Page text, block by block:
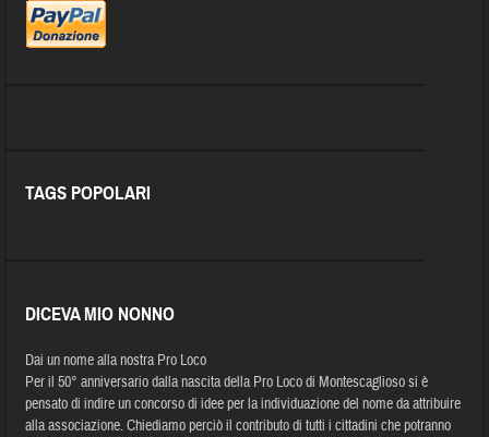
TAGS POPOLARI
DICEVA MIO NONNO
Dai un nome alla nostra Pro Loco
Per il 50° anniversario dalla nascita della Pro Loco di Montescaglioso si è
pensato di indire un concorso di idee per la individuazione del nome da attribuire
alla associazione. Chiediamo perciò il contributo di tutti i cittadini che potranno